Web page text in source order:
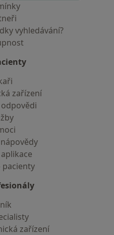
vyhledávání?
zařízení
pacienty
zařízení